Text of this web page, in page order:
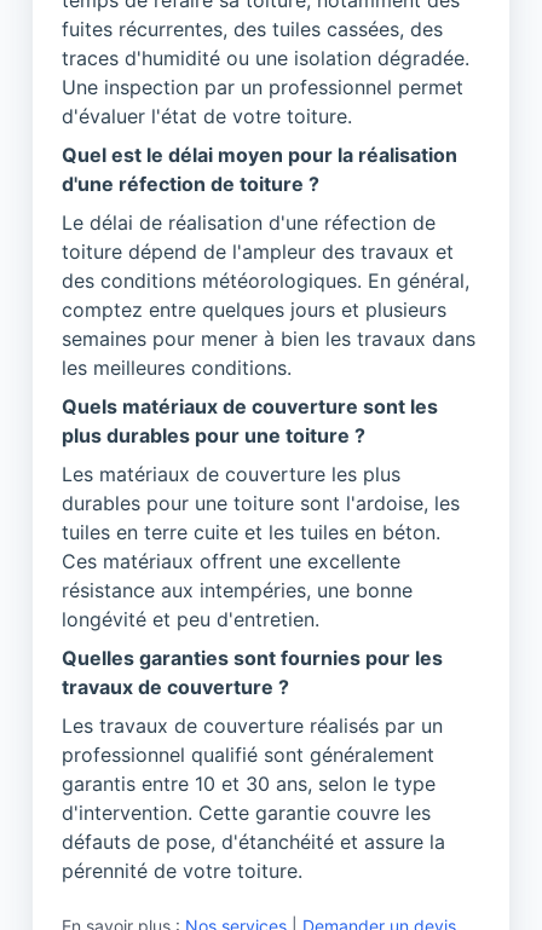
fuites récurrentes, des tuiles cassées, des
traces d'humidité ou une isolation dégradée.
Une inspection par un professionnel permet
d'évaluer l'état de votre toiture.
Quel est le délai moyen pour la réalisation
d'une réfection de toiture ?
Le délai de réalisation d'une réfection de
toiture dépend de l'ampleur des travaux et
des conditions météorologiques. En général,
comptez entre quelques jours et plusieurs
semaines pour mener à bien les travaux dans
les meilleures conditions.
Quels matériaux de couverture sont les
plus durables pour une toiture ?
Les matériaux de couverture les plus
durables pour une toiture sont l'ardoise, les
tuiles en terre cuite et les tuiles en béton.
Ces matériaux offrent une excellente
résistance aux intempéries, une bonne
longévité et peu d'entretien.
Quelles garanties sont fournies pour les
travaux de couverture ?
Les travaux de couverture réalisés par un
professionnel qualifié sont généralement
garantis entre 10 et 30 ans, selon le type
d'intervention. Cette garantie couvre les
défauts de pose, d'étanchéité et assure la
pérennité de votre toiture.
En savoir plus : Nos services Demander un devis